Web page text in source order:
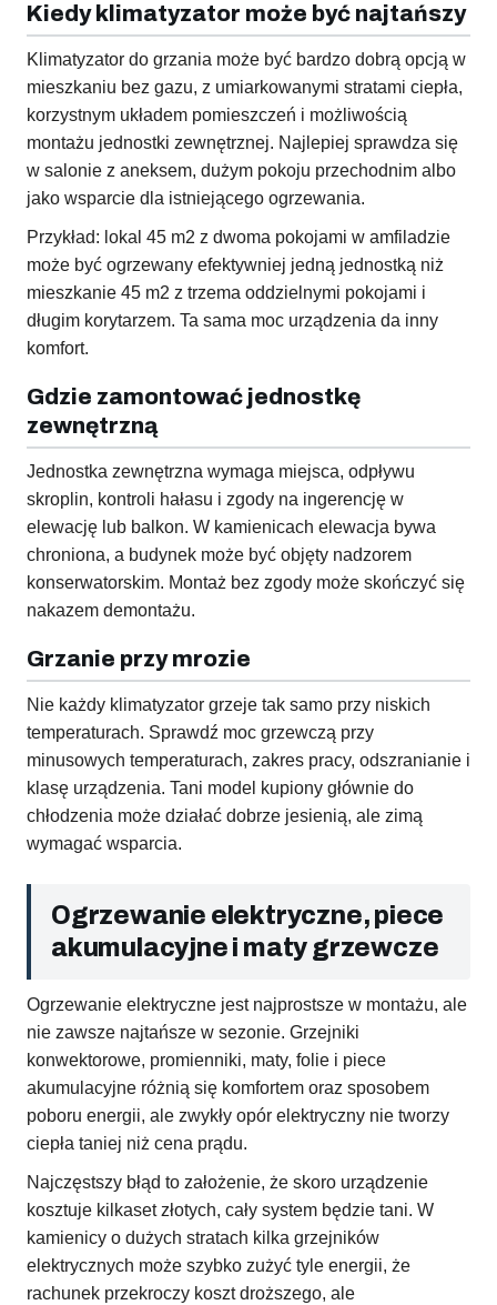
Kiedy klimatyzator może być najtańszy
Klimatyzator do grzania może być bardzo dobrą opcją w
mieszkaniu bez gazu, z umiarkowanymi stratami ciepła,
korzystnym układem pomieszczeń i możliwością
montażu jednostki zewnętrznej. Najlepiej sprawdza się
w salonie z aneksem, dużym pokoju przechodnim albo
jako wsparcie dla istniejącego ogrzewania.
Przykład: lokal 45 m2 z dwoma pokojami w amfiladzie
może być ogrzewany efektywniej jedną jednostką niż
mieszkanie 45 m2 z trzema oddzielnymi pokojami i
długim korytarzem. Ta sama moc urządzenia da inny
komfort.
Gdzie zamontować jednostkę
zewnętrzną
Jednostka zewnętrzna wymaga miejsca, odpływu
skroplin, kontroli hałasu i zgody na ingerencję w
elewację lub balkon. W kamienicach elewacja bywa
chroniona, a budynek może być objęty nadzorem
konserwatorskim. Montaż bez zgody może skończyć się
nakazem demontażu.
Grzanie przy mrozie
Nie każdy klimatyzator grzeje tak samo przy niskich
temperaturach. Sprawdź moc grzewczą przy
minusowych temperaturach, zakres pracy, odszranianie i
klasę urządzenia. Tani model kupiony głównie do
chłodzenia może działać dobrze jesienią, ale zimą
wymagać wsparcia.
Ogrzewanie elektryczne, piece
akumulacyjne i maty grzewcze
Ogrzewanie elektryczne jest najprostsze w montażu, ale
nie zawsze najtańsze w sezonie. Grzejniki
konwektorowe, promienniki, maty, folie i piece
akumulacyjne różnią się komfortem oraz sposobem
poboru energii, ale zwykły opór elektryczny nie tworzy
ciepła taniej niż cena prądu.
Najczęstszy błąd to założenie, że skoro urządzenie
kosztuje kilkaset złotych, cały system będzie tani. W
kamienicy o dużych stratach kilka grzejników
elektrycznych może szybko zużyć tyle energii, że
rachunek przekroczy koszt droższego, ale